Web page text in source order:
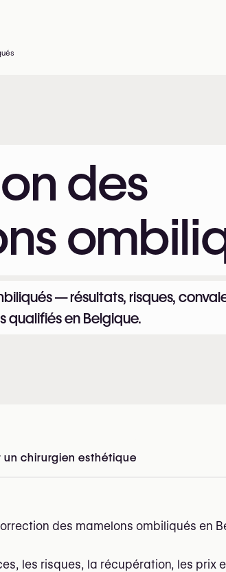
des
— résultats, risques,
qualifiés en Belgique.
un chirurgien esthétique
des mamelons ombiliqués en
les risques, la récupération, les prix